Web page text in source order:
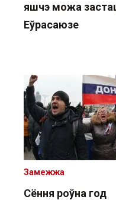
яшчэ можа
Еўрасаюзе
Сёння роўна год
Замежжа